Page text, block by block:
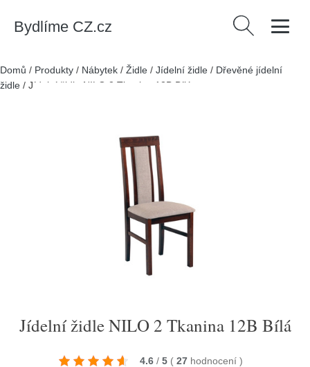
Bydlíme CZ.cz Vyhledávání
Domů / Produkty / Nábytek / Židle / Jídelní židle / Dřevěné jídelní
židle / Jídelní židle NILO 2 Tkanina 12B Bílá
Jídelní židle NILO 2 Tkanina 12B Bílá
4.6 / 5 ( 27 hodnocení )